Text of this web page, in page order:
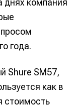
днях компания
года.
Shure SM57,
как в
стоимость